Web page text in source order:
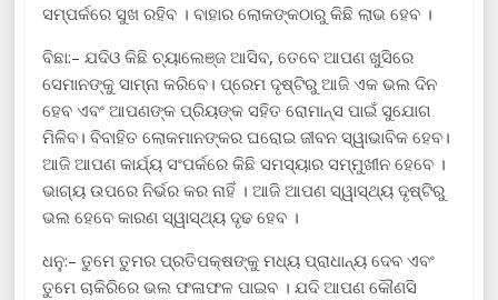
ସମ୍ପର୍କରେ ସୁଖ ରହିବ । ବାହାର ଲୋକଙ୍କଠାରୁ କିଛି ଲାଭ ହେବ ।
ବିଛା:– ଯଦିଓ କିଛି ଚ୍ୟାଲେଞ୍ଜ ଆସିବ, ତେବେ ଆପଣ ଖୁସିରେ
ସେମାନଙ୍କୁ ସାମ୍ନା କରିବେ। ପ୍ରେମ ଦୃଷ୍ଟିରୁ ଆଜି ଏକ ଭଲ ଦିନ
ହେବ ଏବଂ ଆପଣଙ୍କ ପ୍ରିୟଙ୍କ ସହିତ ରୋମାନ୍ସ ପାଇଁ ସୁଯୋଗ
ମିଳିବ। ବିବାହିତ ଲୋକମାନଙ୍କର ଘରୋଇ ଜୀବନ ସ୍ୱାଭାବିକ ହେବ।
ଆଜି ଆପଣ କାର୍ଯ୍ୟ ସଂପର୍କରେ କିଛି ସମସ୍ୟାର ସମ୍ମୁଖୀନ ହେବେ ।
ଭାଗ୍ୟ ଉପରେ ନିର୍ଭର କର ନାହିଁ । ଆଜି ଆପଣ ସ୍ୱାସ୍ଥ୍ୟ ଦୃଷ୍ଟିରୁ
ଭଲ ହେବେ କାରଣ ସ୍ୱାସ୍ଥ୍ୟ ଦୃଢ ହେବ ।
ଧନୁ:– ତୁମେ ତୁମର ପ୍ରତିପକ୍ଷଙ୍କୁ ମଧ୍ୟ ପ୍ରାଧାନ୍ୟ ଦେବ ଏବଂ
ତୁମେ ଚାକିରିରେ ଭଲ ଫଳାଫଳ ପାଇବ । ଯଦି ଆପଣ କୌଣସି